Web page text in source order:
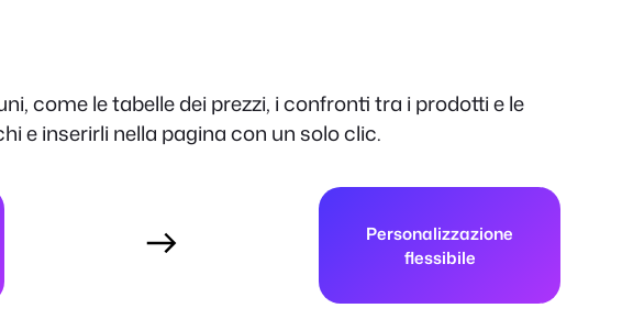
come le tabelle dei prezzi, i confronti tra i prodotti e le
e inserirli nella pagina con un solo clic.
Personalizzazione
flessibile